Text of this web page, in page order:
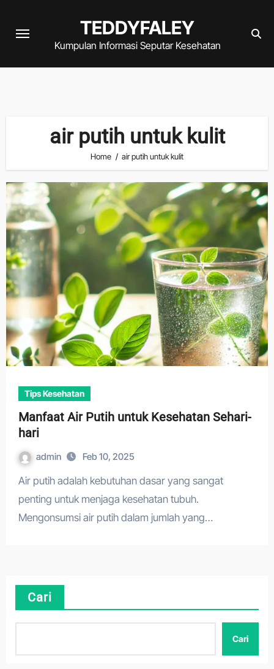
TEDDYFALEY
Kumpulan Informasi Seputar Kesehatan
air putih untuk kulit
Home air putih untuk kulit
Tips Kesehatan
Manfaat Air Putih untuk Kesehatan Sehari-
hari
admin Feb 10, 2025
Air putih adalah kebutuhan dasar yang sangat
penting untuk menjaga kesehatan tubuh.
Mengonsumsi air putih dalam jumlah yang…
Cari
Cari